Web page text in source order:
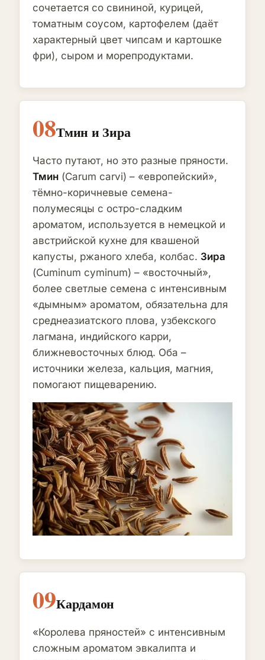
сочетается со свининой, курицей,
томатным соусом, картофелем (даёт
характерный цвет чипсам и картошке
фри), сыром и морепродуктами.
08Тмин и Зира
Часто путают, но это разные пряности.
Тмин (Carum carvi) – «европейский»,
тёмно-коричневые семена-
полумесяцы с остро-сладким
ароматом, используется в немецкой и
австрийской кухне для квашеной
капусты, ржаного хлеба, колбас. Зира
(Cuminum cyminum) – «восточный»,
более светлые семена с интенсивным
«дымным» ароматом, обязательна для
среднеазиатского плова, узбекского
лагмана, индийского карри,
ближневосточных блюд. Оба –
источники железа, кальция, магния,
помогают пищеварению.
09Кардамон
«Королева пряностей» с интенсивным
сложным ароматом эвкалипта и